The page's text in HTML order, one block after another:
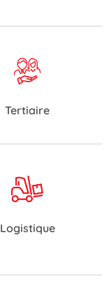
Tertiaire
Logistique